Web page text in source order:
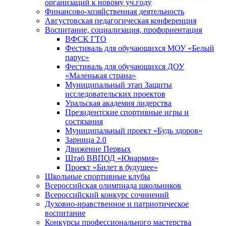
организаций к новому уч.году
Финансово-хозяйственная деятельность
Августовская педагогическая конференция
Воспитание, социализация, профориентация
ВФСК ГТО
Фестиваль для обучающихся МОУ «Белый
парус»
Фестиваль для обучающихся ДОУ
«Маленькая страна»
Муниципальный этап Защиты
исследовательских проектов
Уральская академия лидерства
Президентские спортивные игры и
состязания
Муниципальный проект «Будь здоров»
Зарница 2.0
Движение Первых
Штаб ВВПОД «Юнармия»
Проект «Билет в будущее»
Школьные спортивные клубы
Всероссийская олимпиада школьников
Всероссийский конкурс сочинений
Духовно-нравственное и патриотическое
воспитание
Конкурсы профессионального мастерства